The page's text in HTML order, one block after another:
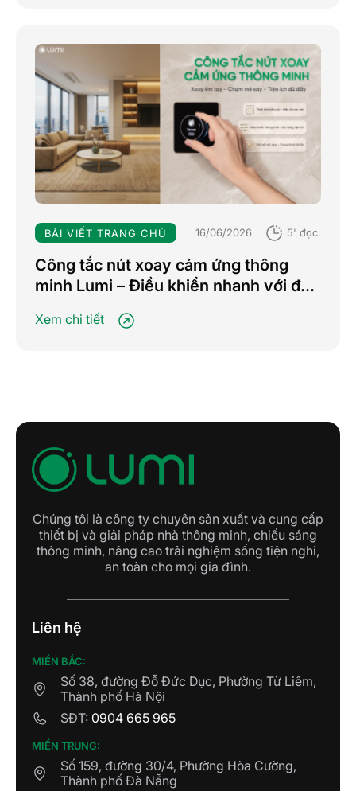
BÀI VIẾT TRANG CHỦ 16/06/2026 5' đọc
Công tắc nút xoay cảm ứng thông
minh Lumi – Điều khiển nhanh với đa
tiện nghi
Xem chi tiết
Chúng tôi là công ty chuyên sản xuất và cung cấp
thiết bị và giải pháp nhà thông minh, chiếu sáng
thông minh, nâng cao trải nghiệm sống tiện nghi,
an toàn cho mọi gia đình.
Liên hệ
MIỀN BẮC:
Số 38, đường Đỗ Đức Dục, Phường Từ Liêm,
Thành phố Hà Nội
SĐT: 0904 665 965
MIỀN TRUNG:
Số 159, đường 30/4, Phường Hòa Cường,
Thành phố Đà Nẵng